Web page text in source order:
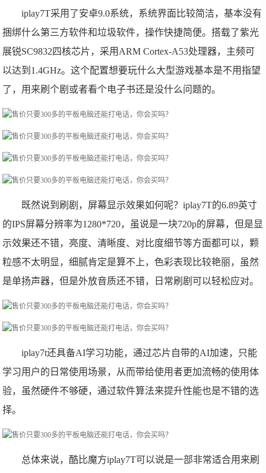
iplay7T采用了安卓9.0系统，系统界面比较简洁，基本没有
捆绑什么第三方软件和垃圾软件，操作快捷简便。搭载了紫光
展锐SC9832四核芯片，采用ARM Cortex-A53处理器，主频可
以达到1.4GHz。这个配置想要玩什么大型游戏基本是不用指望
了，用来刷个剧或者看个电子书还是没什么问题的。
既然说到刷剧，屏幕显示效果如何呢？iplay7T的6.89英寸
的IPS屏幕分辨率为1280*720，虽说是一块720p的屏幕，但是显
示效果还不错，亮度、清晰度、对比度细节等方面都可以，颗
粒感不太明显，细腻肯定是算不上，色彩表现比较艳丽，虽然
是单扬声器，但是外放音质还不错，日常刷剧可以轻松应对。
iplay7t还具备AI学习功能，通过芯片自带的AI加速，只能
学习用户的日常使用场景，从而带给使用者更加流畅的使用体
验，虽然硬件不够硬，通过软件算法来提升性能也是不错的选
择。
总体来说，酷比魔方iplay7T可以说是一部非常适合用来刷